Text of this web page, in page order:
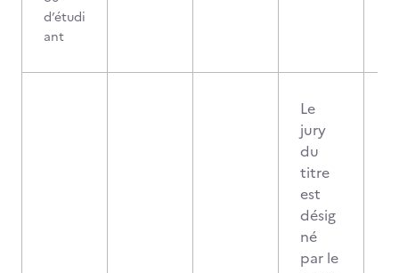
d’étudi
ant
Le
jury
du
titre
est
désig
né
par le